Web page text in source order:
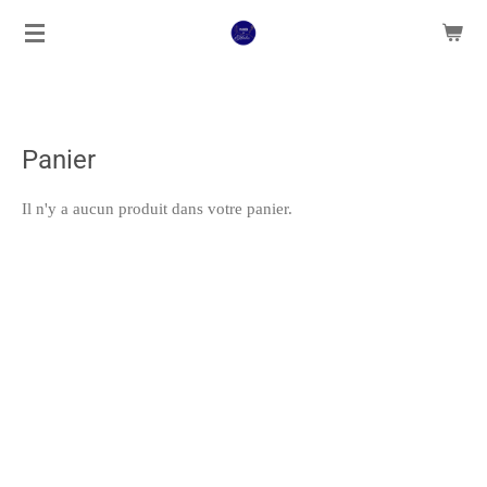
Passer
Panier
Il n'y a aucun produit dans votre panier.